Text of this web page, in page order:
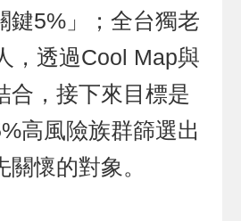
鍵5%」；全台獨老
，透過Cool Map與
合，接下來目標是
高風險族群篩選出
懷的對象。